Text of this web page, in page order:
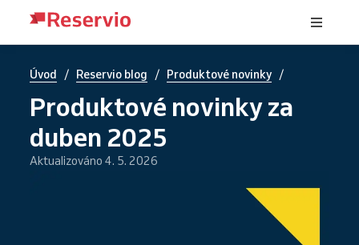
Úvod / Reservio blog / Produktové novinky /
Produktové novinky za
duben 2025
Aktualizováno 4. 5. 2026